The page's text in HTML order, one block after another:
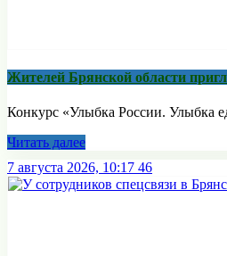
Жителей Брянской области
Конкурс «Улыбка России. Улыбка
Читать далее
7 августа 2026, 10:17 46